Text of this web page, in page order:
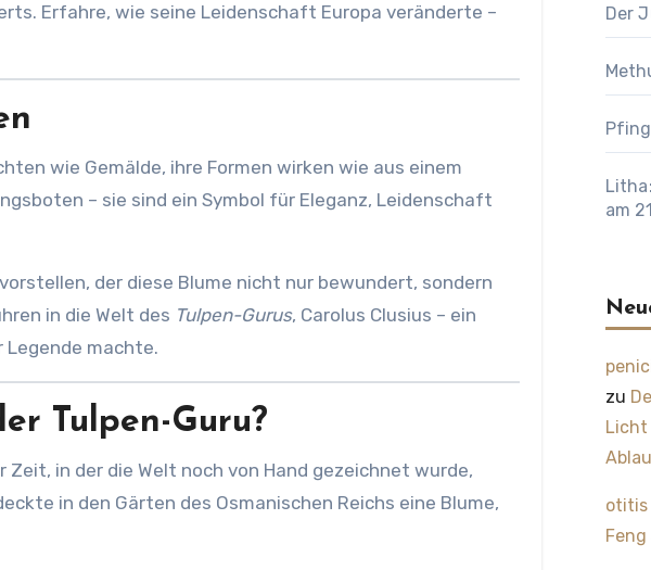
Erfahre, wie seine Leidenschaft Europa veränderte –
wie Gemälde, ihre Formen wirken wie aus einem
– sie sind ein Symbol für Eleganz, Leidenschaft
der diese Blume nicht nur bewundert, sondern
in die Welt des Tulpen-Gurus, Carolus Clusius – ein
Legende machte.
Tulpen-Guru?
Zeit, in der die Welt noch von Hand gezeichnet wurde,
in den Gärten des Osmanischen Reichs eine Blume,
Der
am
zu
Licht
otitis
Feng